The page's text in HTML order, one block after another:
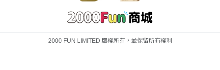
2000 FUN LIMITED 版權所有，並保留所有權利